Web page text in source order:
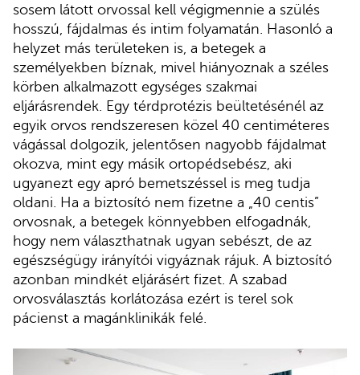
sosem látott orvossal kell végigmennie a szülés
hosszú, fájdalmas és intim folyamatán. Hasonló a
helyzet más területeken is, a betegek a
személyekben bíznak, mivel hiányoznak a széles
körben alkalmazott egységes szakmai
eljárásrendek. Egy térdprotézis beültetésénél az
egyik orvos rendszeresen közel 40 centiméteres
vágással dolgozik, jelentősen nagyobb fájdalmat
okozva, mint egy másik ortopédsebész, aki
ugyanezt egy apró bemetszéssel is meg tudja
oldani. Ha a biztosító nem fizetne a „40 centis”
orvosnak, a betegek könnyebben elfogadnák,
hogy nem választhatnak ugyan sebészt, de az
egészségügy irányítói vigyáznak rájuk. A biztosító
azonban mindkét eljárásért fizet. A szabad
orvosválasztás korlátozása ezért is terel sok
pácienst a magánklinikák felé.